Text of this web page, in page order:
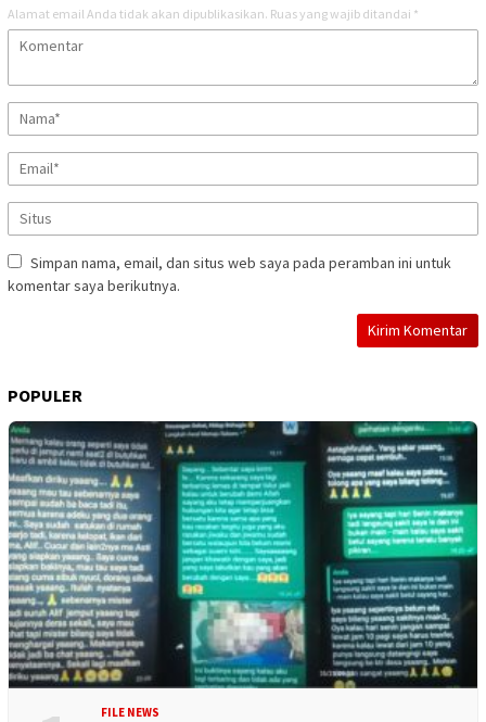
Alamat email Anda tidak akan dipublikasikan. Ruas yang wajib ditandai *
Simpan nama, email, dan situs web saya pada peramban ini untuk
komentar saya berikutnya.
POPULER
FILE NEWS